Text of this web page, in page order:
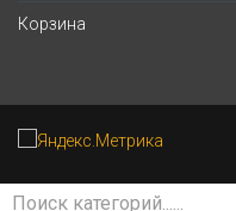
Корзина